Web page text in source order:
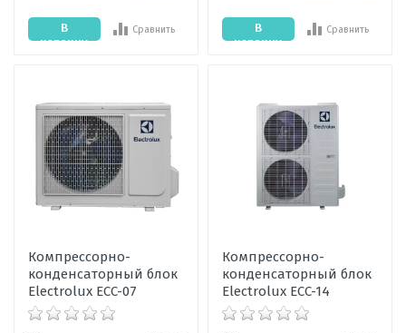
В
корзину
Сравнить
В
корзину
Сравнить
Компрессорно-
конденсаторный блок
Electrolux ECC-07
Компрессорно-
конденсаторный блок
Electrolux ECC-14